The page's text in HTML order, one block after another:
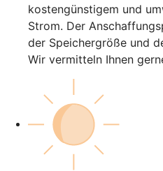
kostengünstigem und
Strom. Der
der Speichergröße und
Wir vermitteln Ihnen